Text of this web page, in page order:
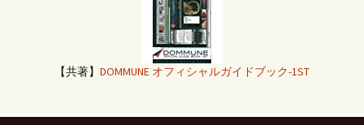
【共著】 DOMMUNE オフィシャルガイドブック-1ST